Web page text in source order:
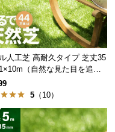
を採用。雨が降っ
。
人工芝 高耐久タイプ 芝丈35
（自然な見た目を追
字ピン付属）
5 （10）